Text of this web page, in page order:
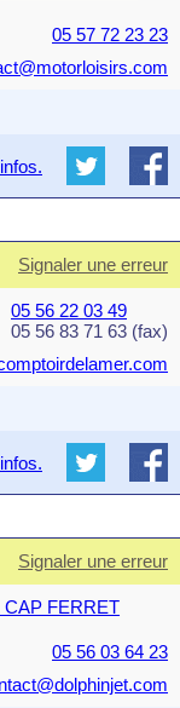
05 57 72 23 23
Signaler une erreur
05 56 22 03 49
05 56 83 71 63 (fax)
Signaler une erreur
CAP FERRET
05 56 03 64 23